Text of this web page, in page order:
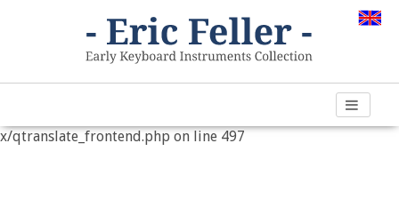
: "continue" targeting switch is equivalent to "break".
Did you mean to use "continue 2"? in
/var/www/vhosts/h266891.web67.alfahosting-
x/qtranslate_frontend.php on line 497